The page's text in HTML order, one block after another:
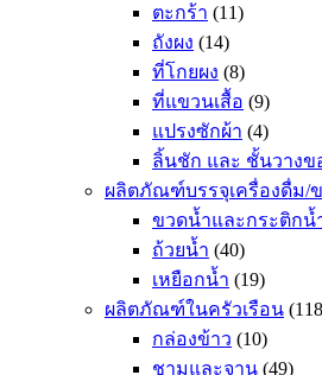
ตะกร้า (11)
ถังผง (14)
ที่โกยผง (8)
ที่แขวนเสื้อ (9)
แปรงซักผ้า (4)
ลิ้นชัก และ ชั้นวางข
ผลิตภัณฑ์บรรจุเครื่องดื่ม/ข
ขวดน้ำและกระติกน้
ถ้วยน้ำ (40)
เหยือกน้ำ (19)
ผลิตภัณฑ์ในครัวเรือน
กล่องข้าว (10)
ชามและจาน (49)